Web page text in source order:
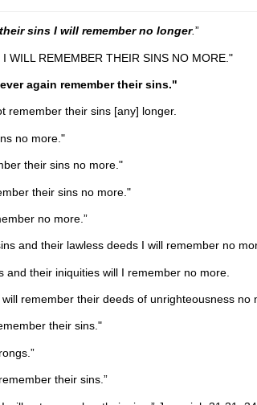
sins I will remember no longer.”
WILL REMEMBER THEIR SINS NO MORE."
again remember their sins."
remember their sins [any] longer.
no more."
their sins no more."
their sins no more."
no more.”
and their lawless deeds I will remember no
their iniquities will I remember no more.
remember their deeds of unrighteousness no
their sins."
their sins.”